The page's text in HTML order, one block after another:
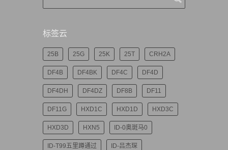
标签云
25B 25G 25K 25T CRH2A
DF4B DF4BK DF4C DF4D
DF4DH DF4DZ DF8B DF11
DF11G HXD1C HXD1D HXD3C
HXD3D HXN5 ID-0奥斑马0
ID-T99五里蹲通过 ID-吕杰琛